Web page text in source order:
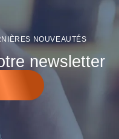
NOUVEAUTÉS
newsletter